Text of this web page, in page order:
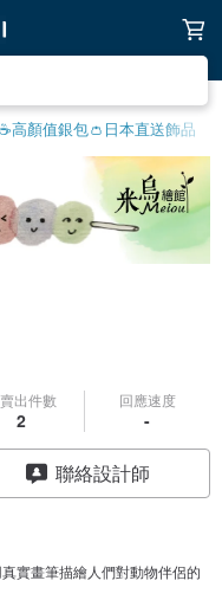
高顏值銀包👛 日本直送飾品
出件數
2
回應速度
-
聯絡設計師
實畫筆描繪人們對動物伴侶的